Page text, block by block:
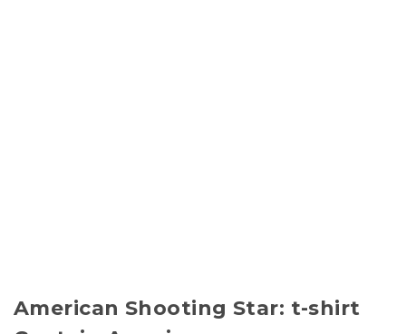
American Shooting Star: t-shirt